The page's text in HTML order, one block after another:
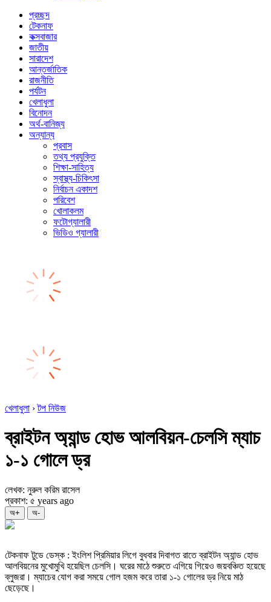
প্রচ্ছদ
টেকনাফ
কক্সবাজার
জাতীয়
সারাদেশ
আন্তর্জাতিক
রাজনীতি
পর্যটন
খেলাধুলা
বিনোদন
অর্থ-বানিজ্য
অন্যান্য
প্রবাস
তথ্য প্রযুক্তি
শিক্ষা-সাহিত্য
স্বাস্থ্য-চিকিৎসা
নির্বাচন একাদশ
পরিবেশ
খোলাকলম
ফটোগ্যালারী
ভিডিও গ্যালারী
খেলাধুলা ›টপ নিউজ
ব্রাইটন অ্যান্ড হোভ আলবিয়ন-চেলসি ম্যাচ
১-১ গোলে ড্র
লেখক: নুরুল করিম রাসেল
প্রকাশ: ৫ years ago
অ+ অ-
টেকনাফ টুডে ডেস্ক : ইংলিশ প্রিমিয়ার লিগে বুধবার দিবাগত রাতে ব্রাইটন অ্যান্ড হোভ
আলবিয়নের মুখোমুখি হয়েছিল চেলসি। ঘরের মাঠে শুরুতে এগিয়ে গিয়েও জয়বঞ্চিত হয়েছে
ব্লুজরা। ম্যাচের যোগ করা সময়ে গোল হজম করে তারা ১-১ গোলের ড্র নিয়ে মাঠ
ছেড়েছে।